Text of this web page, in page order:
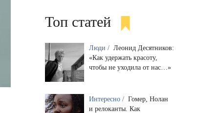
Топ статей
Люди / Леонид Десятников:
«Как удержать красоту,
чтобы не уходила от нас…»
Интересно / Гомер, Нолан
и релоканты. Как